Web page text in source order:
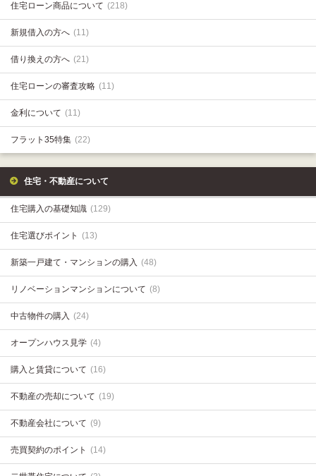
住宅ローン商品について (218)
新規借入の方へ (11)
借り換えの方へ (21)
住宅ローンの審査攻略 (11)
金利について (11)
フラット35特集 (22)
住宅・不動産について
住宅購入の基礎知識 (129)
住宅選びポイント (13)
新築一戸建て・マンションの購入 (48)
リノベーションマンションについて (8)
中古物件の購入 (24)
オープンハウス見学 (4)
購入と賃貸について (16)
不動産の売却について (19)
不動産会社について (9)
売買契約のポイント (14)